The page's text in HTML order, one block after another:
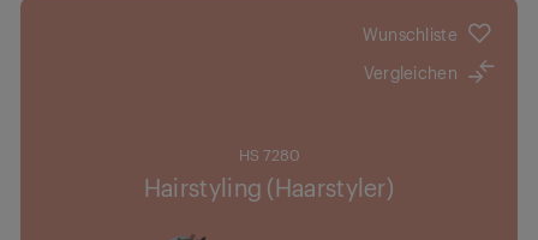
Wunschliste
Vergleichen
HS 7280
Hairstyling (Haarstyler)